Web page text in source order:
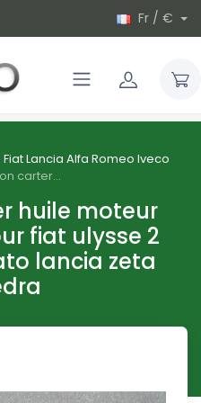
Fr / €
Fiat Lancia Alfa Romeo Iveco
carter...
huile moteur
fiat ulysse 2
lancia zeta